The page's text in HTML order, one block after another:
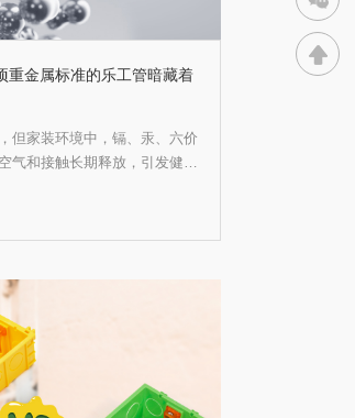
重金属标准的乐工管暗藏着
但家装环境中，镉、汞、六价
气和接触长期释放，引发健康
重金属进行全项管控，检测限
口碑的双重保障。